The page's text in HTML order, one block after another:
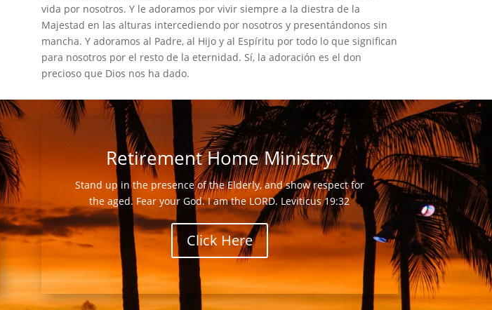
vida por nosotros. Y le adoramos por vivir siempre a la diestra de la
Majestad en las alturas intercediendo por nosotros y presentándonos sin
mancha. Y adoramos al Padre, al Hijo y al Espíritu por todo lo que significan
para nosotros por el resto de la eternidad. Sí, la adoración es el don
precioso que Dios nos ha dado.
Retirement Home Ministry
Stand up in the presence of the Elderly, and show respect for
the aged. Fear your God. I am the LORD. Leviticus 19:32
Click Here